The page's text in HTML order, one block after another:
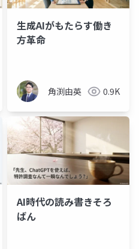
生成AIがもたらす働き
方革命
角渕由英 0.9K
AI時代の読み書きそろ
ばん